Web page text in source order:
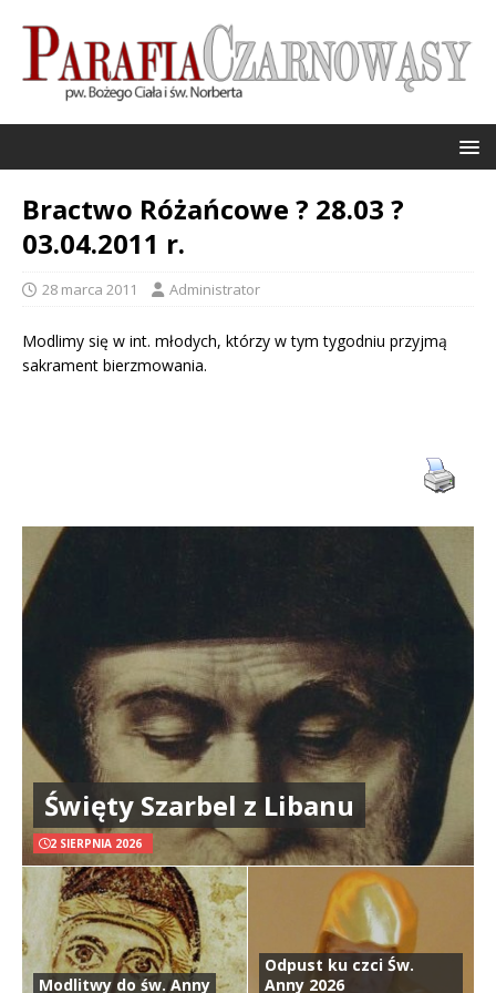
Bractwo Różańcowe ? 28.03 ?
03.04.2011 r.
28 marca 2011 Administrator
Modlimy się w int. młodych, którzy w tym tygodniu przyjmą
sakrament bierzmowania.
Święty Szarbel z Libanu
2 SIERPNIA 2026
Modlitwy do św. Anny
Odpust ku czci Św.
Anny 2026